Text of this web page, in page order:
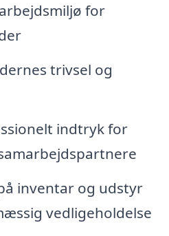
for
trivsel og
indtryk for
inventar og udstyr
vedligeholdelse